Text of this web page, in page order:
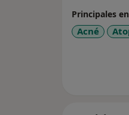
Principales
Acné